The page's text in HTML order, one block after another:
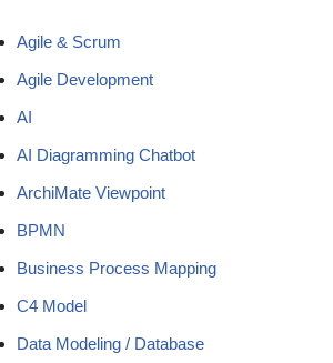
Agile & Scrum
Agile Development
AI
AI Diagramming Chatbot
ArchiMate Viewpoint
BPMN
Business Process Mapping
C4 Model
Data Modeling / Database